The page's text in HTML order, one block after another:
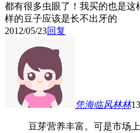
都有很多虫眼了！我买的也是
样的豆子应该是长不出牙的
2012/05/23回复
凭海临风林林
豆芽营养丰富。可是市场